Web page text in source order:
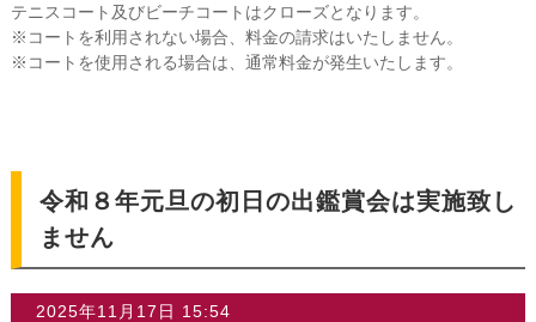
テニスコート及びビーチコートはクローズとなります。
※コートを利用されない場合、料金の請求はいたしません。
※コートを使用される場合は、通常料金が発生いたします。
令和８年元旦の初日の出鑑賞会は実施致し
ません
2025年11月17日 15:54